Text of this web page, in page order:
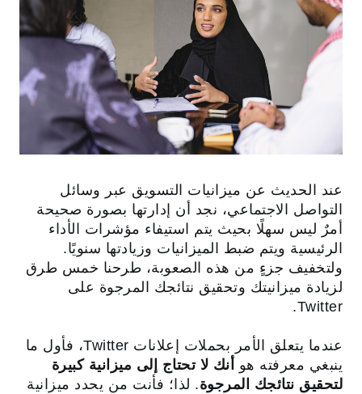
عند الحديث عن ميزانيات التسويق عبر وسائل
التواصل الاجتماعي، نجد أن إدارتها بصورة صحيحة
أمرٌ ليس سهلًا بحيث يتم استيفاء مؤشرات الأداء
الرئيسية ويتم ضبط الميزانيات وزيادتها سنويًا.
ولتخفيف جزءٍ من هذه الصعوبة، طرحنا خمس طرق
لزيادة ميزانيتك وتحقيق نتائجك المرجوة على
Twitter.
عندما يتعلق الأمر بحملات إعلانات Twitter، فأول ما
ينبغي معرفته هو أنك لا تحتاج إلى ميزانية كبيرة
لتحقيق نتائجك المرجوة. لذا؛ فأنت من يحدد ميزانية